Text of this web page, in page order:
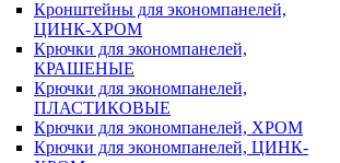
Кронштейны для экономпанелей,
ЦИНК-ХРОМ
Крючки для экономпанелей,
КРАШЕНЫЕ
Крючки для экономпанелей,
ПЛАСТИКОВЫЕ
Крючки для экономпанелей, ХРОМ
Крючки для экономпанелей, ЦИНК-